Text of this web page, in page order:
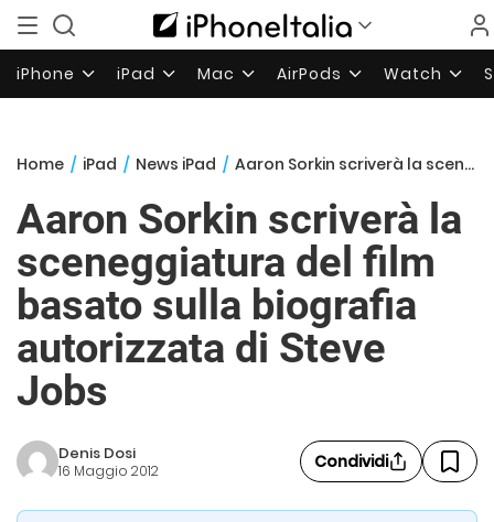
iPhone iPad Mac AirPods Watch
Home / iPad / News iPad / Aaron Sorkin scriverà la sceneggiatura del film basato sulla biografia autorizzata di Steve Jobs
Aaron Sorkin scriverà la
sceneggiatura del film
basato sulla biografia
autorizzata di Steve
Jobs
Denis Dosi
16 Maggio 2012 Condividi